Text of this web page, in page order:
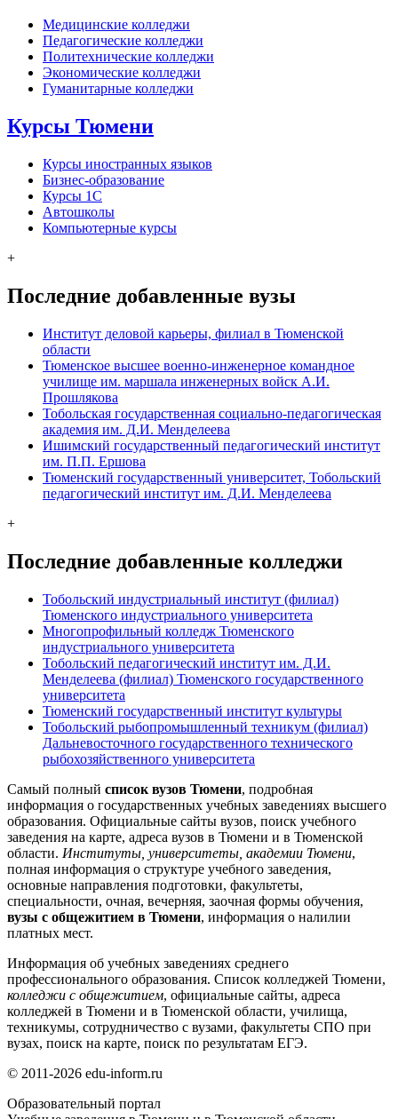
Медицинские колледжи
Педагогические колледжи
Политехнические колледжи
Экономические колледжи
Гуманитарные колледжи
Курсы Тюмени
Курсы иностранных языков
Бизнес-образование
Курсы 1С
Автошколы
Компьютерные курсы
+
Последние добавленные вузы
Институт деловой карьеры, филиал в Тюменской
области
Тюменское высшее военно-инженерное командное
училище им. маршала инженерных войск А.И.
Прошлякова
Тобольская государственная социально-педагогическая
академия им. Д.И. Менделеева
Ишимский государственный педагогический институт
им. П.П. Ершова
Тюменский государственный университет, Тобольский
педагогический институт им. Д.И. Менделеева
+
Последние добавленные колледжи
Тобольский индустриальный институт (филиал)
Тюменского индустриального университета
Многопрофильный колледж Тюменского
индустриального университета
Тобольский педагогический институт им. Д.И.
Менделеева (филиал) Тюменского государственного
университета
Тюменский государственный институт культуры
Тобольский рыбопромышленный техникум (филиал)
Дальневосточного государственного технического
рыбохозяйственного университета
Самый полный список вузов Тюмени, подробная
информация о государственных учебных заведениях высшего
образования. Официальные сайты вузов, поиск учебного
заведения на карте, адреса вузов в Тюмени и в Тюменской
области. Институты, университеты, академии Тюмени,
полная информация о структуре учебного заведения,
основные направления подготовки, факультеты,
специальности, очная, вечерняя, заочная формы обучения,
вузы с общежитием в Тюмени, информация о налилии
платных мест.
Информация об учебных заведениях среднего
профессионального образования. Список колледжей Тюмени,
колледжи с общежитием, официальные сайты, адреса
колледжей в Тюмени и в Тюменской области, училища,
техникумы, сотрудничество с вузами, факультеты СПО при
вузах, поиск на карте, поиск по результатам ЕГЭ.
© 2011-2026 edu-inform.ru
Образовательный портал